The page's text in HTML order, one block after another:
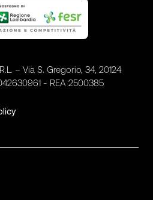
– Via S. Gregorio, 34, 20124
- REA 2500385